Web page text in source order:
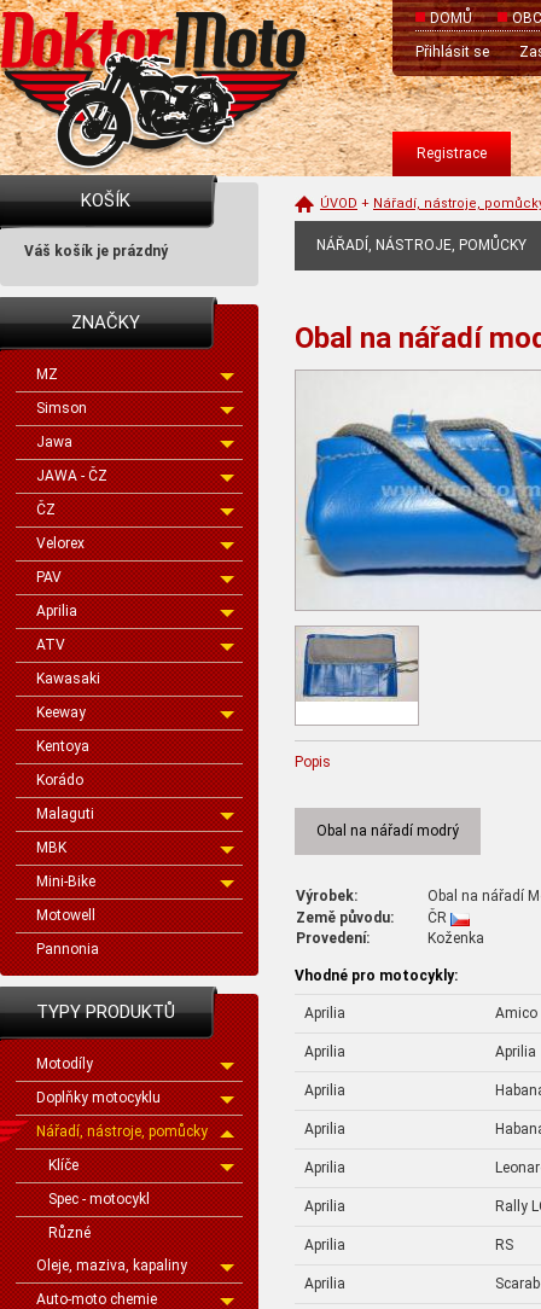
DOMŮ
Přihlásit se
Registrace
KOŠÍK
Váš košík je prázdný
ZNAČKY
MZ
Simson
Jawa
JAWA - ČZ
ČZ
Velorex
PAV
Aprilia
ATV
Kawasaki
Keeway
Kentoya
Korádo
Malaguti
MBK
Mini-Bike
Motowell
Pannonia
TYPY PRODUKTŮ
Motodíly
Doplňky motocyklu
Nářadí, nástroje, pomůcky
Klíče
Spec - motocykl
Různé
Oleje, maziva, kapaliny
Auto-moto chemie
ÚVOD + Nářadí, nástroje,
NÁŘADÍ, NÁSTROJE, POMŮCKY
Obal na nářadí
Popis
Obal na nářadí modrý
Výrobek:
Obal na nářadí
Země původu:
ČR
Provedení:
Koženka
Vhodné pro motocykly:
Aprilia Amico
Aprilia Aprilia
Aprilia
Aprilia
Aprilia
Aprilia Rally
Aprilia RS
Aprilia